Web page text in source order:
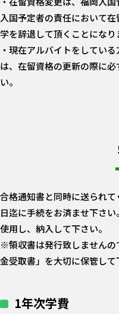
入国予定者の責任において
学を辞退して頂くことになり
・現在アルバイトをしてい
は、在留資格の更新の際に
い。
合格通知書と同時に送られ
日迄に手続をお済ませ下さ
使用し、納入して下さい。
※領収書は発行致しませんの
金受取書」を大切に保管して
1年次学費